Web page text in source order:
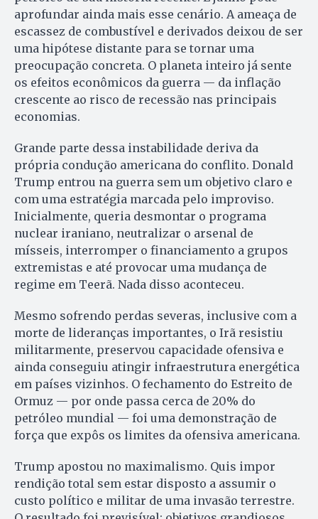
aprofundar ainda mais esse cenário. A ameaça de
escassez de combustível e derivados deixou de ser
uma hipótese distante para se tornar uma
preocupação concreta. O planeta inteiro já sente
os efeitos econômicos da guerra — da inflação
crescente ao risco de recessão nas principais
economias.
Grande parte dessa instabilidade deriva da
própria condução americana do conflito. Donald
Trump entrou na guerra sem um objetivo claro e
com uma estratégia marcada pelo improviso.
Inicialmente, queria desmontar o programa
nuclear iraniano, neutralizar o arsenal de
mísseis, interromper o financiamento a grupos
extremistas e até provocar uma mudança de
regime em Teerã. Nada disso aconteceu.
Mesmo sofrendo perdas severas, inclusive com a
morte de lideranças importantes, o Irã resistiu
militarmente, preservou capacidade ofensiva e
ainda conseguiu atingir infraestrutura energética
em países vizinhos. O fechamento do Estreito de
Ormuz — por onde passa cerca de 20% do
petróleo mundial — foi uma demonstração de
força que expôs os limites da ofensiva americana.
Trump apostou no maximalismo. Quis impor
rendição total sem estar disposto a assumir o
custo político e militar de uma invasão terrestre.